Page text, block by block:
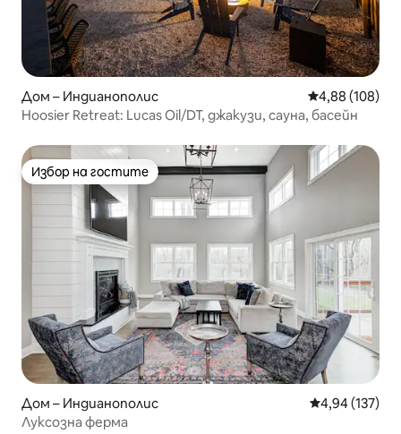
Дом – Индианополис Средна
4,88 (108)
Hoosier Retreat: Lucas Oil/DT, джакузи, сауна, басейн
Избор на гостите
Избор на гостите
Дом – Индианополис Средна
4,94 (137)
Луксозна ферма